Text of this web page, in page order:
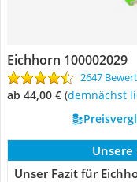
Eichhorn 100002029
2647
ab 44,00 € ( Demnächst
Unser Fazit für